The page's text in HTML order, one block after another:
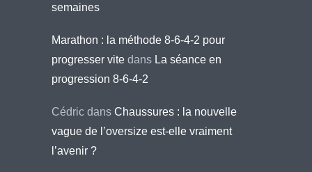
semaines
Marathon : la méthode 8-6-4-2 pour
progresser vite dans La séance en
progression 8-6-4-2
Cédric dans Chaussures : la nouvelle
vague de l’oversize est-elle vraiment
l’avenir ?